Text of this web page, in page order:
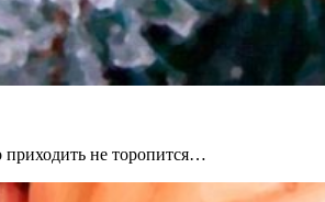
приходить не торопится…